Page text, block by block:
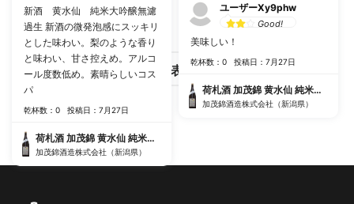
新酒 黄水仙 純米大吟醸無濾
過生 新酒の微発泡感にスッキリ
とした味わい。梨のような香り
と味わい、甘さ控えめ。アルコ
ール度数低め。素晴らしいコス
パ
乾杯数：0 投稿日：7月27日
荷札酒 加茂錦 黄水仙 純米大吟醸 生
加茂錦酒造株式会社（新潟県）
ユーザーXy9phw
Good!
美味しい！
乾杯数：0 投稿日：7月27日
荷札酒 加茂錦 黄水仙 純米大吟醸 生
加茂錦酒造株式会社（新潟県）
さらに表示する